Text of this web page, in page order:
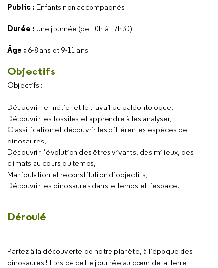
Public : Enfants non accompagnés
Durée : Une journée (de 10h à 17h30)
Âge : 6-8 ans et 9-11 ans
Objectifs
Objectifs :
Découvrir le métier et le travail du paléontologue,
Découvrir les fossiles et apprendre à les analyser,
Classification et découvrir les différentes espèces de
dinosaures,
Découvrir l’évolution des êtres vivants, des milieux, des
climats au cours du temps,
Manipulation et reconstitution d’objectifs,
Découvrir les dinosaures dans le temps et l’espace.
Déroulé
Partez à la découverte de notre planète, à l’époque des
dinosaures ! Lors de cette journée au cœur de la Terre